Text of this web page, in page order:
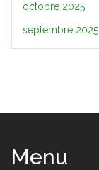
octobre 2025
septembre 2025
Menu